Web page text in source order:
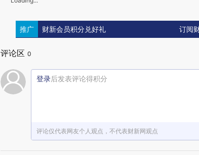
推广 财新会员积分兑好礼 订阅
评论区 0
登录后发表评论得积分
评论仅代表网友个人观点，不代表财新网观点